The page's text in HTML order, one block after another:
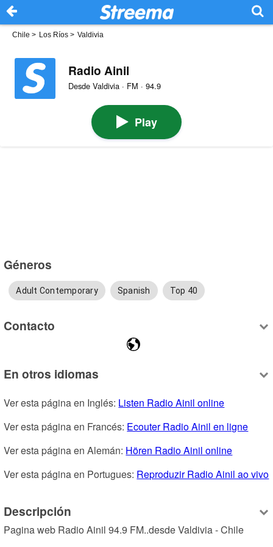
Chile > Los Ríos > Valdivia
Radio Ainil
Desde Valdivia · FM · 94.9
Play
Géneros
Adult Contemporary Spanish Top 40
Contacto
En otros idiomas
Ver esta página en Inglés: Listen Radio Ainil online
Ver esta página en Francés: Ecouter Radio Ainil en ligne
Ver esta página en Alemán: Hören Radio Ainil online
Ver esta página en Portugues: Reproduzir Radio Ainil ao vivo
Descripción
Pagina web Radio Ainil 94.9 FM..desde Valdivia - Chile